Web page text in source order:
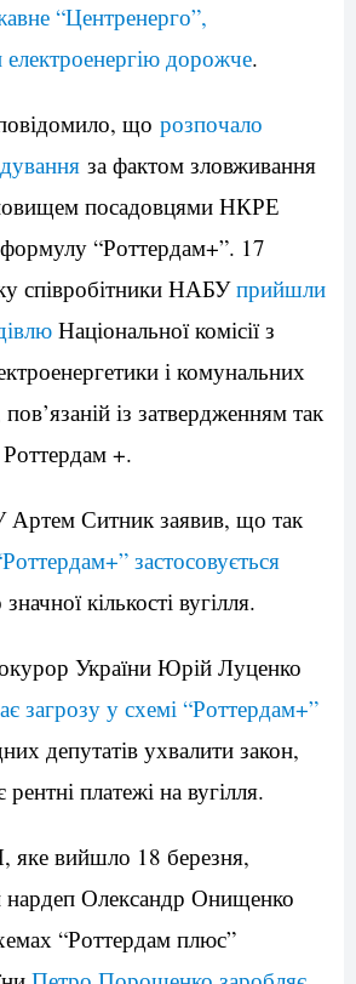
“Центренерго”,
електроенергію дорожче.
що розпочало
за фактом зловживання
посадовцями НКРЕ
“Роттердам+”. 17
співробітники НАБУприйшли
Національної комісії з
і комунальних
із затвердженням так
+.
Ситник заявив, що так
застосовується
кількості вугілля.
України Юрій Луценко
загрозу у схемі “Роттердам+”
депутатів ухвалити закон,
платежі на вугілля.
яке вийшло 18 березня,
нардеп Олександр Онищенко
“Роттердам плюс”